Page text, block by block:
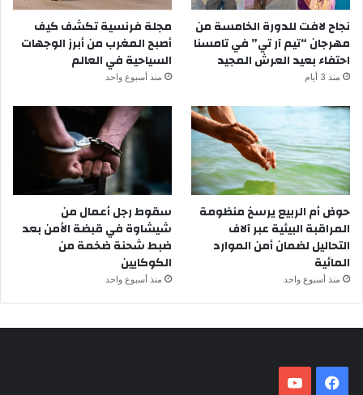
نجاح لافت للدورة الخامسة من
مهرجان “تيم آر تي” في تامسنا
احتفاء بعيد العرش المجيد
منذ 3 أيام
مجلة فرنسية تكشف كيف
أصبح المغرب من أبرز الوجهات
السياحية في العالم
منذ أسبوع واحد
حوض أم الربيع يرسخ منظومة
المراقبة البيئية عبر آلاف
التحاليل لضمان أمن الموارد
المائية
منذ أسبوع واحد
سقوط رجل أعمال من
شيشاوة في قبضة الأمن بعد
ضبط شحنة ضخمة من
الكوكايين
منذ أسبوع واحد
فيسبوك